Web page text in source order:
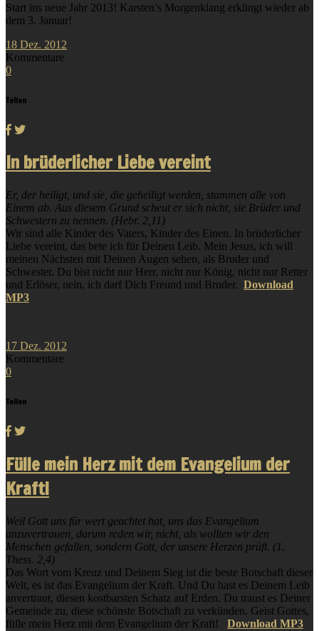
Start ins neue Jahr 2013! Karsten’s Morgenklang erklingt wieder ab
dem 3. Januar!
18 Dez. 2012
Kommentare
0
Teilen
In brüderlicher Liebe vereint
Er, der heiligt, und sie, die geheiligt werden, stammen alle von
Einem ab. Aus diesem Grund scheut er sich nicht, sie Brüder und
Schwestern zu nennen. (Hebr. 2,11)
Wir sind alle Kinder des Vaters, Kinder des Einen. In brüderlicher
Liebe vereint, das bete ich für Deinen Leib. Mein Jesus, ich will
meinen Nächsten mit Deinen Augen sehen, als Bruder und
Schwester. Du bist nicht nur Herr, nicht nur König, nicht nur Retter
und Erlöser, nein, ich darf Dich Freund und Bruder. Download
MP3
17 Dez. 2012
Kommentare
0
Teilen
Fülle mein Herz mit dem Evangelium der
Kraft!
Weil Gott uns für wert geachtet hat, uns das Evangelium
anzuvertrauen, darum reden wir, nicht, als wollten wir den
Menschen gefallen, sondern Gott, der unsere Herzen prüft. (1.
Thess. 2,4)
Das Wort vom Kreuz und Deinem Sieg ist die beste Botschaft dieser
Welt, es ist das Evangelium der Kraft. Und Du hast es Deinem Leib
anvertraut, diesen kostbarsten Schatz auf Erden. Du traust es Deiner
Gemeinde zu, diese schönste Botschaft zu verkünden. Geist Gottes,
fülle mein Herz mit dem Evangelium der Kraft! Download MP3